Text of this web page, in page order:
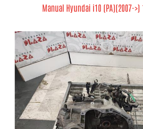
Manual Hyundai i10 (PA)(2007->)